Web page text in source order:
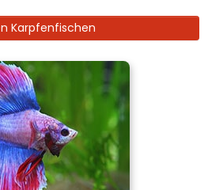
Karpfenfischen